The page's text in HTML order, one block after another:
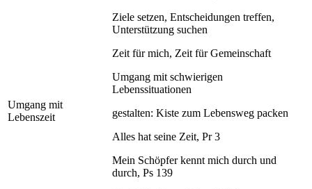
Umgang mit
Lebenszeit
Ziele setzen, Entscheidungen treffen,
Unterstützung suchen
Zeit für mich, Zeit für Gemeinschaft
Umgang mit schwierigen
Lebenssituationen
gestalten: Kiste zum Lebensweg packen
Alles hat seine Zeit, Pr 3
Mein Schöpfer kennt mich durch und
durch, Ps 139